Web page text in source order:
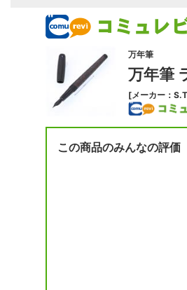
万年筆
万年筆
[メーカー：
この商品のみんなの評価